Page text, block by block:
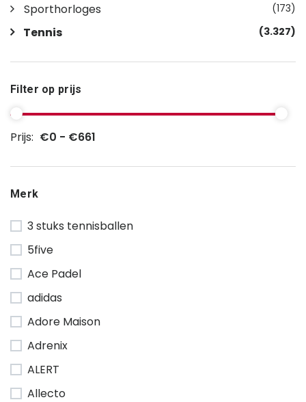
Sporthorloges (173)
Tennis (3.327)
Filter op prijs
Prijs: €0 - €661
Merk
3 stuks tennisballen
5five
Ace Padel
adidas
Adore Maison
Adrenix
ALERT
Allecto